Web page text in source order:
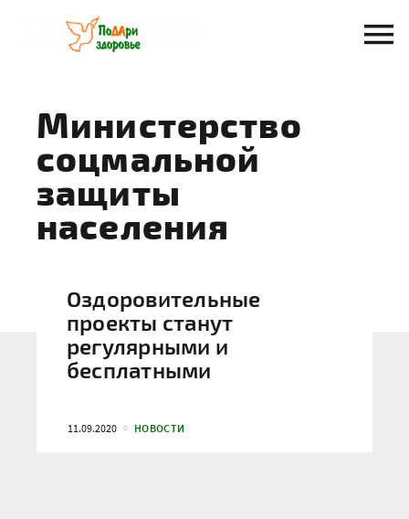
содержанию
Министерство
соцмальной
защиты
населения
Оздоровительные
проекты станут
регулярными и
бесплатными
11.09.2020 НОВОСТИ